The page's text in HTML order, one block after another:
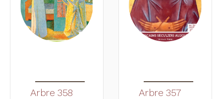
Arbre 358 Arbre 357